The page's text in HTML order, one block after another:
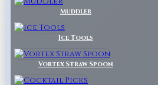
Muddler
Ice Tools
Vortex Straw Spoon